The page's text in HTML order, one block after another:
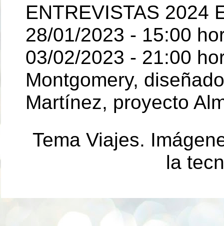
ENTREVISTAS 2024
28/01/2023 - 15:00
03/02/2023 - 21:00
Montgomery,
Martínez, proyecto
Tema Viajes.
la